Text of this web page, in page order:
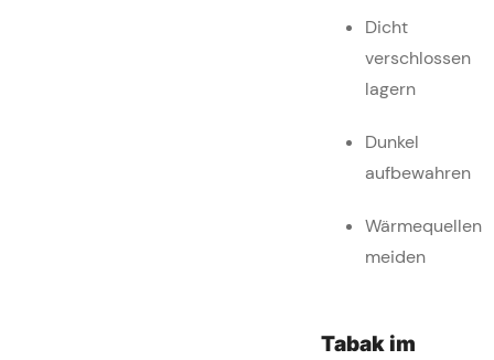
Dicht
verschlossen
lagern
Dunkel
aufbewahren
Wärmequellen
meiden
Tabak im